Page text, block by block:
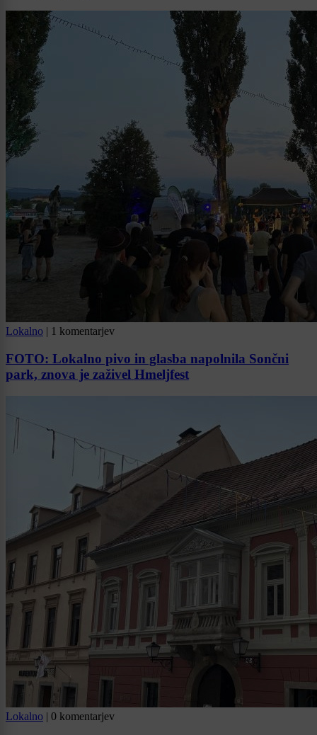
Lokalno | 1 komentarjev
FOTO: Lokalno pivo in glasba napolnila Sončni
park, znova je zaživel Hmeljfest
Lokalno | 0 komentarjev